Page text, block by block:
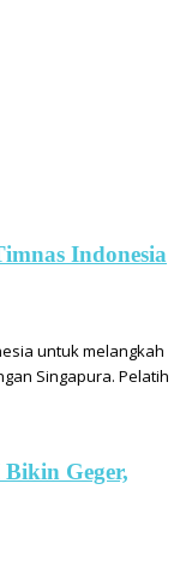
Indonesia
untuk melangkah
Singapura. Pelatih
Geger,